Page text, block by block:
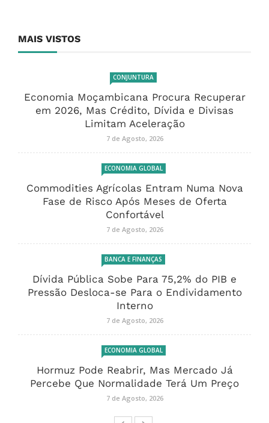
MAIS VISTOS
CONJUNTURA
Economia Moçambicana Procura Recuperar
em 2026, Mas Crédito, Dívida e Divisas
Limitam Aceleração
7 de Agosto, 2026
ECONOMIA GLOBAL
Commodities Agrícolas Entram Numa Nova
Fase de Risco Após Meses de Oferta
Confortável
7 de Agosto, 2026
BANCA E FINANÇAS
Dívida Pública Sobe Para 75,2% do PIB e
Pressão Desloca-se Para o Endividamento
Interno
7 de Agosto, 2026
ECONOMIA GLOBAL
Hormuz Pode Reabrir, Mas Mercado Já
Percebe Que Normalidade Terá Um Preço
7 de Agosto, 2026